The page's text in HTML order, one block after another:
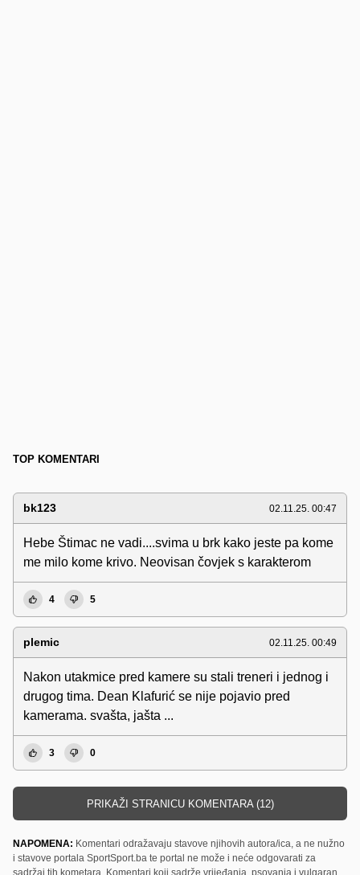
TOP KOMENTARI
bk123 02.11.25. 00:47
Hebe Štimac ne vadi....svima u brk kako jeste pa kome
me milo kome krivo. Neovisan čovjek s karakterom
4 5
plemic 02.11.25. 00:49
Nakon utakmice pred kamere su stali treneri i jednog i
drugog tima. Dean Klafurić se nije pojavio pred
kamerama. svašta, jašta ...
3 0
PRIKAŽI STRANICU KOMENTARA (12)
NAPOMENA: Komentari odražavaju stavove njihovih autora/ica, a ne nužno
i stavove portala SportSport.ba te portal ne može i neće odgovarati za
sadržaj tih kometara. Komentari koji sadrže vrijeđanja, psovanja i vulgaran